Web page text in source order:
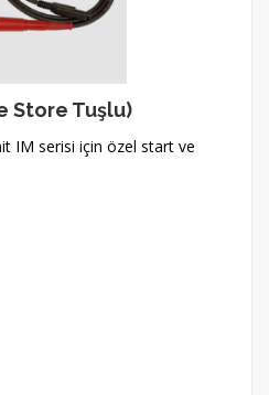
Store Tuşlu)
IM serisi için özel start ve